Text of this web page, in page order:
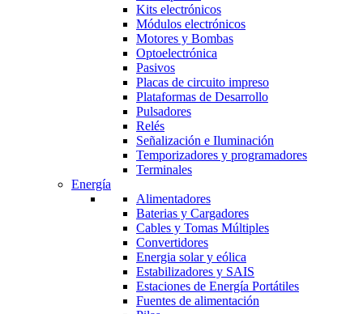
Kits electrónicos
Módulos electrónicos
Motores y Bombas
Optoelectrónica
Pasivos
Placas de circuito impreso
Plataformas de Desarrollo
Pulsadores
Relés
Señalización e Iluminación
Temporizadores y programadores
Terminales
Energía
Alimentadores
Baterias y Cargadores
Cables y Tomas Múltiples
Convertidores
Energia solar y eólica
Estabilizadores y SAIS
Estaciones de Energía Portátiles
Fuentes de alimentación